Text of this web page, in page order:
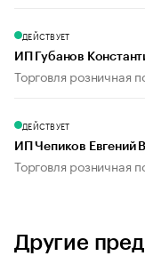
ДЕЙСТВУЕТ
ИП Губанов
Торговля розничная
ДЕЙСТВУЕТ
ИП Чепиков Евгений
Торговля розничная
Другие